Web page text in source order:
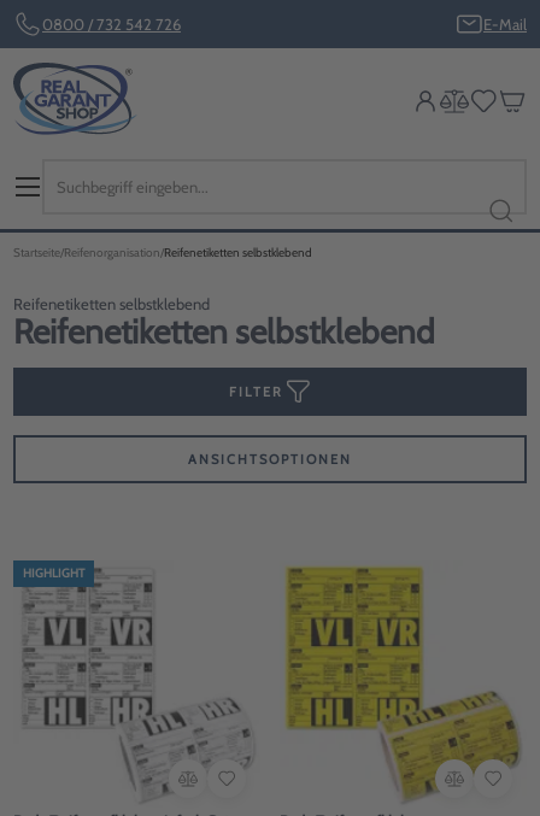
0800 / 732 542 726 E-Mail
Startseite Reifenorganisation Reifenetiketten selbstklebend
Reifenetiketten selbstklebend
Reifenetiketten selbstklebend
FILTER
ANSICHTSOPTIONEN
HIGHLIGHT